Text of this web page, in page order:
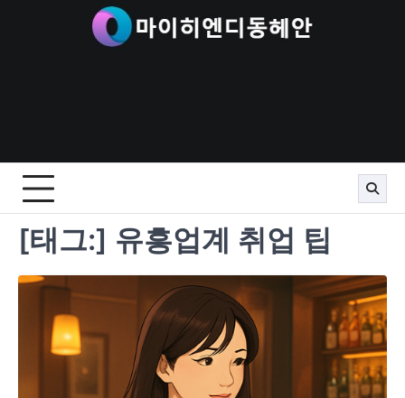
[태그:] 유흥업계 취업 팁